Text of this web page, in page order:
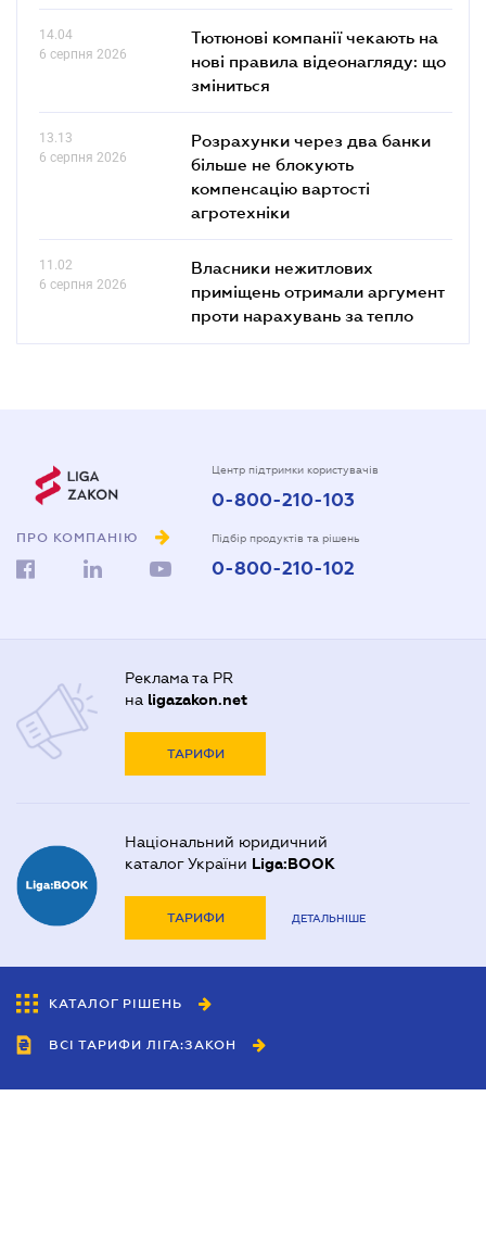
14.04
6 серпня 2026
Тютюнові компанії чекають на
нові правила відеонагляду: що
зміниться
13.13
6 серпня 2026
Розрахунки через два банки
більше не блокують
компенсацію вартості
агротехніки
11.02
6 серпня 2026
Власники нежитлових
приміщень отримали аргумент
проти нарахувань за тепло
ПРО КОМПАНІЮ
Центр підтримки користувачів
0-800-210-103
Підбір продуктів та рішень
0-800-210-102
Реклама та PR
на ligazakon.net
ТАРИФИ
Національний юридичний
каталог України Liga:BOOK
ТАРИФИ ДЕТАЛЬНІШЕ
КАТАЛОГ РІШЕНЬ
ВСІ ТАРИФИ ЛІГА:ЗАКОН